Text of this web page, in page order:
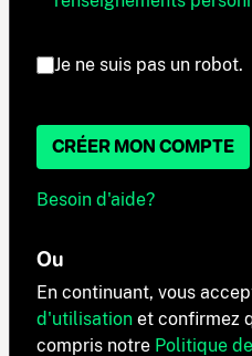
Je ne suis pas un robot.
CRÉER MON COMPTE
Besoin d'aide?
Ou
En continuant, vous
d'utilisation et confirmez
compris notre Politique